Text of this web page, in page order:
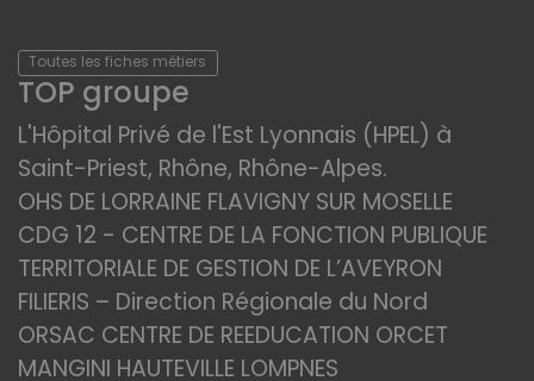
Toutes les fiches métiers
TOP groupe
L'Hôpital Privé de l'Est Lyonnais (HPEL) à
Saint-Priest, Rhône, Rhône-Alpes.
OHS DE LORRAINE FLAVIGNY SUR MOSELLE
CDG 12 - CENTRE DE LA FONCTION PUBLIQUE
TERRITORIALE DE GESTION DE L’AVEYRON
FILIERIS – Direction Régionale du Nord
ORSAC CENTRE DE REEDUCATION ORCET
MANGINI HAUTEVILLE LOMPNES